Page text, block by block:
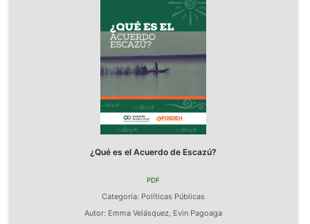
¿Qué es el Acuerdo de Escazú?
PDF
Categoría: Políticas Públicas
Autor: Emma Velásquez, Evin Pagoaga